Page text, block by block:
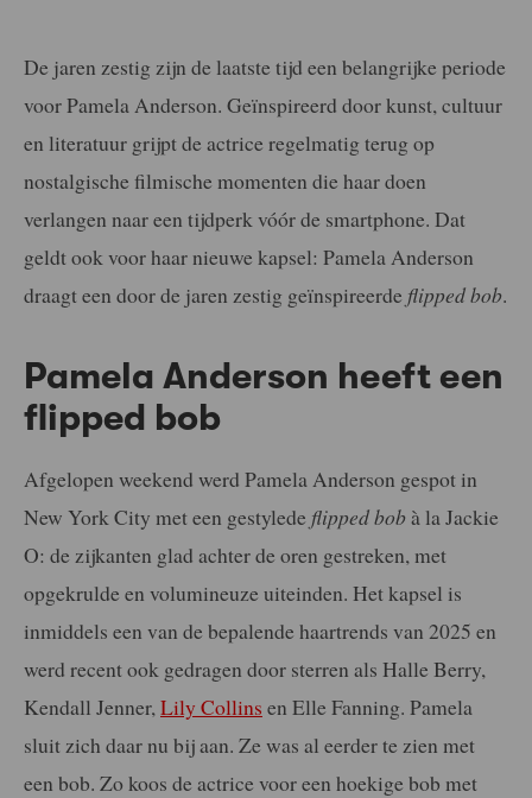
De jaren zestig zijn de laatste tijd een belangrijke periode
voor Pamela Anderson. Geïnspireerd door kunst, cultuur
en literatuur grijpt de actrice regelmatig terug op
nostalgische filmische momenten die haar doen
verlangen naar een tijdperk vóór de smartphone. Dat
geldt ook voor haar nieuwe kapsel: Pamela Anderson
draagt een door de jaren zestig geïnspireerde flipped bob.
Pamela Anderson heeft een
flipped bob
Afgelopen weekend werd Pamela Anderson gespot in
New York City met een gestylede flipped bob à la Jackie
O: de zijkanten glad achter de oren gestreken, met
opgekrulde en volumineuze uiteinden. Het kapsel is
inmiddels een van de bepalende haartrends van 2025 en
werd recent ook gedragen door sterren als Halle Berry,
Kendall Jenner, Lily Collins en Elle Fanning. Pamela
sluit zich daar nu bij aan. Ze was al eerder te zien met
een bob. Zo koos de actrice voor een hoekige bob met